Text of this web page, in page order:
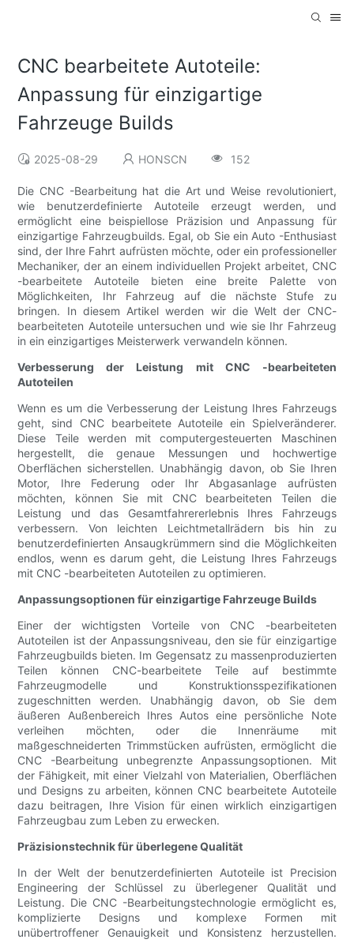
CNC bearbeitete Autoteile:
Anpassung für einzigartige
Fahrzeuge Builds
2025-08-29 HONSCN 152
Die CNC -Bearbeitung hat die Art und Weise revolutioniert,
wie benutzerdefinierte Autoteile erzeugt werden, und
ermöglicht eine beispiellose Präzision und Anpassung für
einzigartige Fahrzeugbuilds. Egal, ob Sie ein Auto -Enthusiast
sind, der Ihre Fahrt aufrüsten möchte, oder ein professioneller
Mechaniker, der an einem individuellen Projekt arbeitet, CNC
-bearbeitete Autoteile bieten eine breite Palette von
Möglichkeiten, Ihr Fahrzeug auf die nächste Stufe zu
bringen. In diesem Artikel werden wir die Welt der CNC-
bearbeiteten Autoteile untersuchen und wie sie Ihr Fahrzeug
in ein einzigartiges Meisterwerk verwandeln können.
Verbesserung der Leistung mit CNC -bearbeiteten
Autoteilen
Wenn es um die Verbesserung der Leistung Ihres Fahrzeugs
geht, sind CNC bearbeitete Autoteile ein Spielveränderer.
Diese Teile werden mit computergesteuerten Maschinen
hergestellt, die genaue Messungen und hochwertige
Oberflächen sicherstellen. Unabhängig davon, ob Sie Ihren
Motor, Ihre Federung oder Ihr Abgasanlage aufrüsten
möchten, können Sie mit CNC bearbeiteten Teilen die
Leistung und das Gesamtfahrererlebnis Ihres Fahrzeugs
verbessern. Von leichten Leichtmetallrädern bis hin zu
benutzerdefinierten Ansaugkrümmern sind die Möglichkeiten
endlos, wenn es darum geht, die Leistung Ihres Fahrzeugs
mit CNC -bearbeiteten Autoteilen zu optimieren.
Anpassungsoptionen für einzigartige Fahrzeuge Builds
Einer der wichtigsten Vorteile von CNC -bearbeiteten
Autoteilen ist der Anpassungsniveau, den sie für einzigartige
Fahrzeugbuilds bieten. Im Gegensatz zu massenproduzierten
Teilen können CNC-bearbeitete Teile auf bestimmte
Fahrzeugmodelle und Konstruktionsspezifikationen
zugeschnitten werden. Unabhängig davon, ob Sie dem
äußeren Außenbereich Ihres Autos eine persönliche Note
verleihen möchten, oder die Innenräume mit
maßgeschneiderten Trimmstücken aufrüsten, ermöglicht die
CNC -Bearbeitung unbegrenzte Anpassungsoptionen. Mit
der Fähigkeit, mit einer Vielzahl von Materialien, Oberflächen
und Designs zu arbeiten, können CNC bearbeitete Autoteile
dazu beitragen, Ihre Vision für einen wirklich einzigartigen
Fahrzeugbau zum Leben zu erwecken.
Präzisionstechnik für überlegene Qualität
In der Welt der benutzerdefinierten Autoteile ist Precision
Engineering der Schlüssel zu überlegener Qualität und
Leistung. Die CNC -Bearbeitungstechnologie ermöglicht es,
komplizierte Designs und komplexe Formen mit
unübertroffener Genauigkeit und Konsistenz herzustellen.